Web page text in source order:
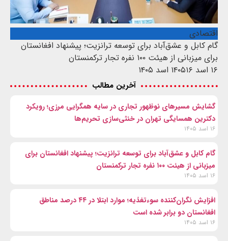
اقتصادی
گام کابل و عشق‌آباد برای توسعه ترانزیت؛ پیشنهاد افغانستان
برای میزبانی از هیئت ۱۰۰ نفره تجار ترکمنستان
۱۶ اسد ۱۴۰۵
۱۶ اسد ۱۴۰۵
آخرین مطالب
گشایش مسیرهای نوظهور تجاری در سایه همگرایی مرزی؛ رویکرد
دکترین همسایگی تهران در خنثی‌سازی تحریم‌ها
۱۶ اسد ۱۴۰۵
گام کابل و عشق‌آباد برای توسعه ترانزیت؛ پیشنهاد افغانستان برای
میزبانی از هیئت ۱۰۰ نفره تجار ترکمنستان
۱۶ اسد ۱۴۰۵
افزایش نگران‌کننده سوءتغذیه؛ موارد ابتلا در ۴۴ درصد مناطق
افغانستان دو برابر شده است
۱۶ اسد ۱۴۰۵